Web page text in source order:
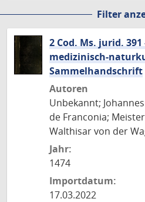
Filter
2 Cod. Ms. jurid.
medizinisch-
Sammelhandschrift
Autoren
Unbekannt;
de Franconia;
Walthisar von der
Jahr:
1474
Importdatum:
17.03.2022